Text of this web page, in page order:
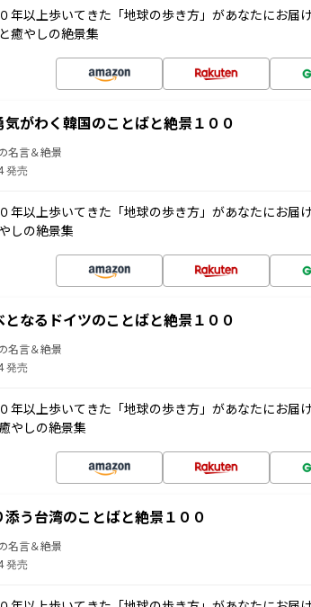
年以上歩いてきた「地球の歩き方」があなたにお届
癒やしの絶景集
気がわく韓国のことばと絶景１００
名言＆絶景
発売
年以上歩いてきた「地球の歩き方」があなたにお届
しの絶景集
となるドイツのことばと絶景１００
名言＆絶景
発売
年以上歩いてきた「地球の歩き方」があなたにお届
やしの絶景集
う台湾のことばと絶景１００
名言＆絶景
発売